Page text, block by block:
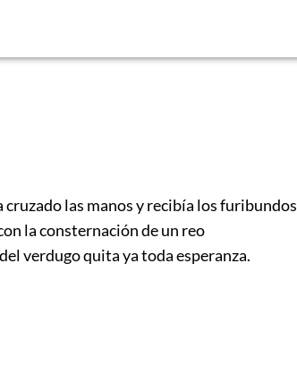
las manos y recibía los furibundos
la consternación de un reo
verdugo quita ya toda esperanza.